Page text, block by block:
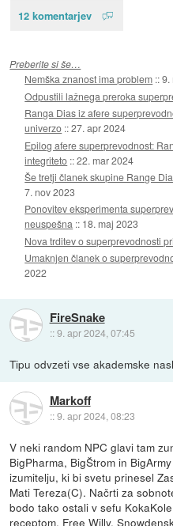
12 komentarjev
Preberite si še…
Nemška znanost ima problem ::9.
Odpustili lažnega preroka
Ranga Dias iz afere
univerzo ::27. apr 2024
Epilog afere superprevodnost:
integriteto ::22. mar 2024
Še tretji članek skupine Range
7. nov 2023
Ponovitev eksperimenta
neuspešna :: 18. maj 2023
Nova trditev o superprevodnosti
Umaknjen članek o
2022
FireSnake
::9. apr 2024, 07:45
Tipu odvzeti vse akademske
Markoff
::9. apr 2024, 08:23
V neki random NPC glavi tam
BigPharma, BigŠtrom in
izumitelju, ki bi svetu prinesel
Mati Tereza(C). Načrti za
bodo tako ostali v sefu
receptom. Free Willy,